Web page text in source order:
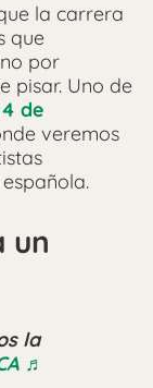
la carrera
que
por
pisar. Uno de
de
veremos
un
la
♬